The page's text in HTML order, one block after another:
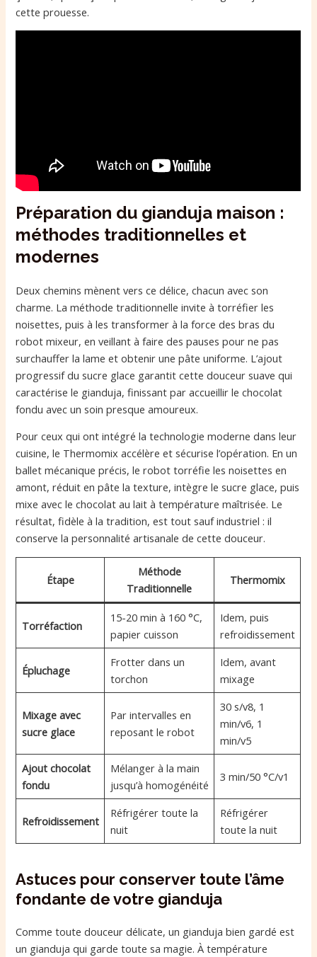
cette prouesse.
Préparation du gianduja maison :
méthodes traditionnelles et
modernes
Deux chemins mènent vers ce délice, chacun avec son
charme. La méthode traditionnelle invite à torréfier les
noisettes, puis à les transformer à la force des bras du
robot mixeur, en veillant à faire des pauses pour ne pas
surchauffer la lame et obtenir une pâte uniforme. L’ajout
progressif du sucre glace garantit cette douceur suave qui
caractérise le gianduja, finissant par accueillir le chocolat
fondu avec un soin presque amoureux.
Pour ceux qui ont intégré la technologie moderne dans leur
cuisine, le Thermomix accélère et sécurise l’opération. En un
ballet mécanique précis, le robot torréfie les noisettes en
amont, réduit en pâte la texture, intègre le sucre glace, puis
mixe avec le chocolat au lait à température maîtrisée. Le
résultat, fidèle à la tradition, est tout sauf industriel : il
conserve la personnalité artisanale de cette douceur.
Étape
Méthode
Traditionnelle
Thermomix
Torréfaction
15-20 min à 160 °C,
papier cuisson
Idem, puis
refroidissement
Épluchage
Frotter dans un
torchon
Idem, avant
mixage
Mixage avec
sucre glace
Par intervalles en
reposant le robot
30 s/v8, 1
min/v6, 1
min/v5
Ajout chocolat
fondu
Mélanger à la main
jusqu’à homogénéité
3 min/50 °C/v1
Refroidissement
Réfrigérer toute la
nuit
Réfrigérer
toute la nuit
Astuces pour conserver toute l’âme
fondante de votre gianduja
Comme toute douceur délicate, un gianduja bien gardé est
un gianduja qui garde toute sa magie. À température